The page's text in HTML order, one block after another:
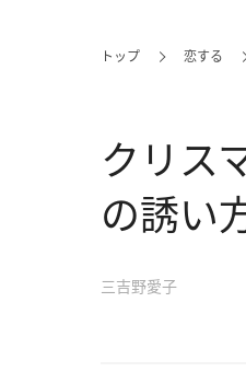
トップ 恋する
クリス
の誘い
三吉野愛子